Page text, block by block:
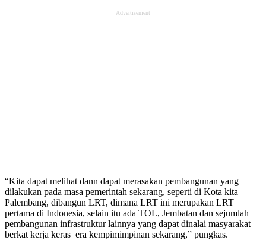
Advertisement
“Kita dapat melihat dann dapat merasakan pembangunan yang
dilakukan pada masa pemerintah sekarang, seperti di Kota kita
Palembang, dibangun LRT, dimana LRT ini merupakan LRT
pertama di Indonesia, selain itu ada TOL, Jembatan dan sejumlah
pembangunan infrastruktur lainnya yang dapat dinalai masyarakat
berkat kerja keras era kempimimpinan sekarang,” pungkas.